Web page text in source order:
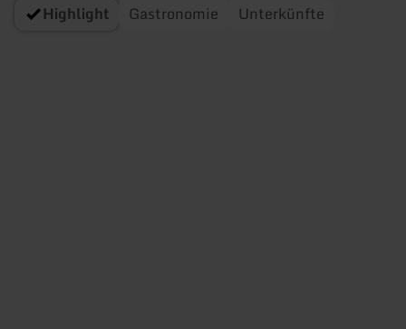
Highlight Gastronomie Unterkünfte